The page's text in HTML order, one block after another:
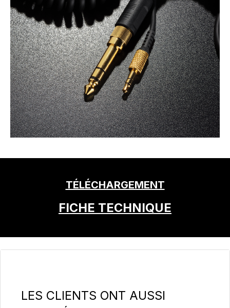
TÉLÉCHARGEMENT
FICHE TECHNIQUE
Ignorer la galerie de produits
LES CLIENTS ONT AUSSI